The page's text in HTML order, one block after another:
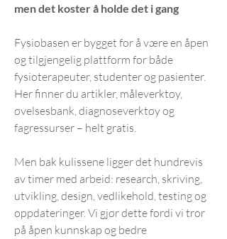
men det koster å holde det i gang
Fysiobasen er bygget for å være en åpen
og tilgjengelig plattform for både
fysioterapeuter, studenter og pasienter.
Her finner du artikler, måleverktøy,
øvelsesbank, diagnoseverktøy og
fagressurser – helt gratis.
Men bak kulissene ligger det hundrevis
av timer med arbeid: research, skriving,
utvikling, design, vedlikehold, testing og
oppdateringer. Vi gjør dette fordi vi tror
på åpen kunnskap og bedre